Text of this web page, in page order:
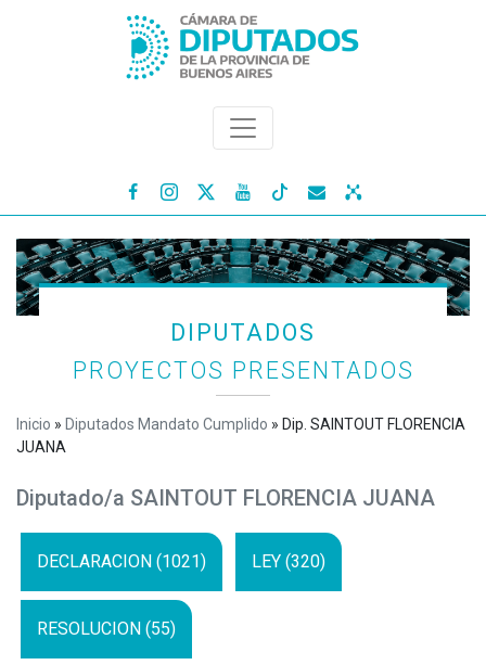
   
DIPUTADOS
PROYECTOS PRESENTADOS
Inicio » Diputados Mandato Cumplido » Dip. SAINTOUT FLORENCIA
JUANA
Diputado/a SAINTOUT FLORENCIA JUANA
DECLARACION (1021) LEY (320)
RESOLUCION (55)